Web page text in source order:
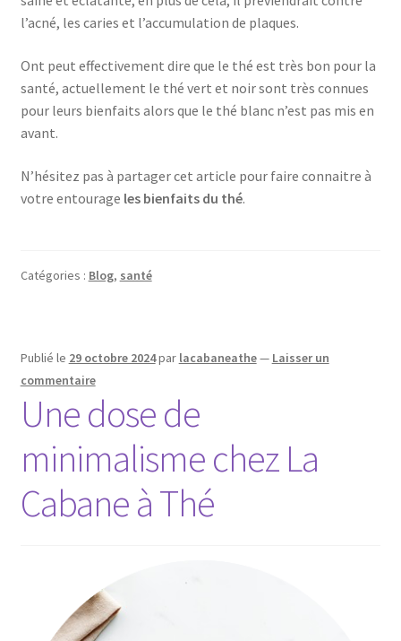
l’acné, les caries et l’accumulation de plaques.
Ont peut effectivement dire que le thé est très bon pour la
santé, actuellement le thé vert et noir sont très connues
pour leurs bienfaits alors que le thé blanc n’est pas mis en
avant.
N’hésitez pas à partager cet article pour faire connaitre à
votre entourage les bienfaits du thé.
Catégories : Blog, santé
Publié le 29 octobre 2024par lacabaneathe— Laisser un
commentaire
Une dose de
minimalisme chez La
Cabane à Thé